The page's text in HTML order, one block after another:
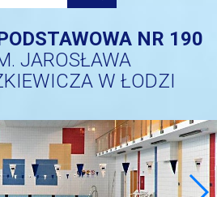
NR 190
JAROSŁAWA
W ŁODZI